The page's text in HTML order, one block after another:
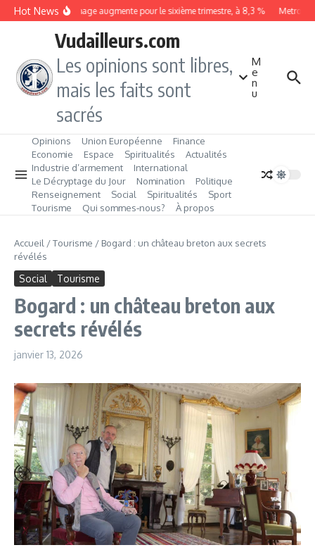
Aller au contenu
Hot NewsLe chômage augmente pour le sixième trimestre, à 8,3 %
Vudailleurs.com
Les opinions sont libres,
mais les faits sont
sacrés
M
e
n
u
Opinions Union Européenne
Finance
Economie
Espace Spiritualités
Actualités
Industrie d’armement
International
Le Décryptage du Jour
Nomination
Politique
Renseignement
Social Spiritualités
Sport
Tourisme
Qui sommes‑nous? À propos
Accueil /Tourisme / Bogard : un château breton aux secrets
révélés
Social Tourisme
Bogard : un château breton aux
secrets révélés
janvier 13, 2026